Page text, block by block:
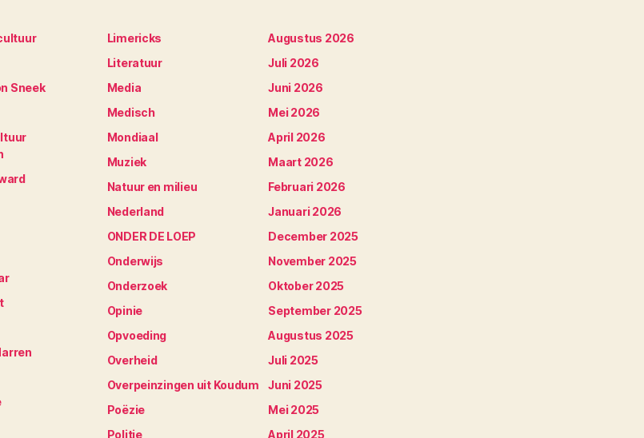
Sneek
Limericks
Literatuur
Media
Medisch
Mondiaal
Muziek
Natuur en milieu
Nederland
ONDER DE LOEP
Onderwijs
Onderzoek
Opinie
Opvoeding
Overheid
Overpeinzingen uit Koudum
Poëzie
Politie
Augustus 2026
Juli 2026
Juni 2026
Mei 2026
April 2026
Maart 2026
Februari 2026
Januari 2026
December 2025
November 2025
Oktober 2025
September 2025
Augustus 2025
Juli 2025
Juni 2025
Mei 2025
April 2025